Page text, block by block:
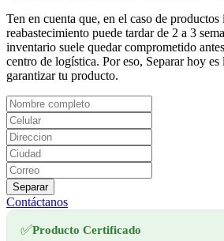
Ten en cuenta que, en el caso de productos
reabastecimiento puede tardar de 2 a 3
inventario suele quedar comprometido
centro de logística. Por eso, Separar hoy es
garantizar tu producto.
Separar
Contáctanos
✅Producto Certificado